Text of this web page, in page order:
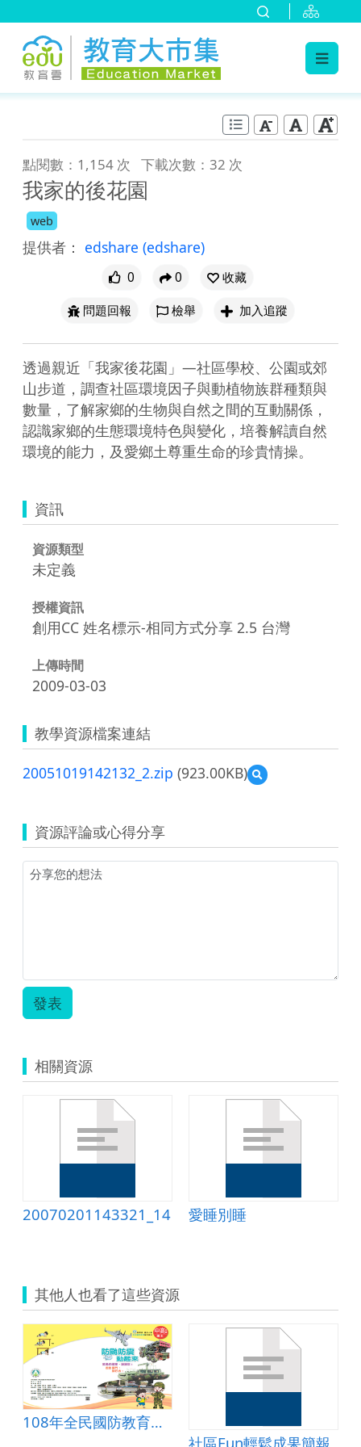
點閱數：1,154 次 下載次數：32 次
我家的後花園
web
提供者： edshare (edshare)
0 0
收藏
問題回報
檢舉 加入追蹤
透過親近「我家後花園」—社區學校、公園或郊
山步道，調查社區環境因子與動植物族群種類與
數量，了解家鄉的生物與自然之間的互動關係，
認識家鄉的生態環境特色與變化，培養解讀自然
環境的能力，及愛鄉土尊重生命的珍貴情操。
資訊
資源類型
未定義
授權資訊
創用CC 姓名標示-相同方式分享 2.5 台灣
上傳時間
2009-03-03
教學資源檔案連結
20051019142132_2.zip (923.00KB)
預
覽
資源評論或心得分享
發表
相關資源
20070201143321_14 愛睡別睡
其他人也看了這些資源
108年全民國防教育補充教材-國小中高年級
社區Fun輕鬆成果簡報